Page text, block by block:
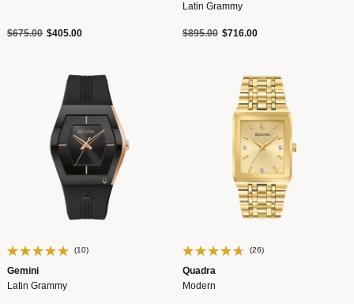
Precio reducido de
$675.00a$405.00
Latin Grammy
Precio reducido de
$895.00a$716.00
(10)
Gemini
Latin Grammy
(26)
Quadra
Modern